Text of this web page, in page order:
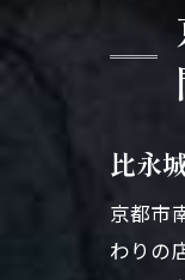
比永
京都市
わりの